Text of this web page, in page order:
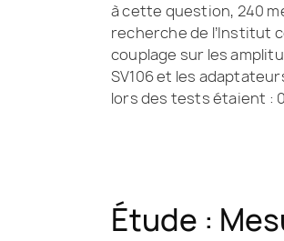
à cette question, 240
recherche de l’Institut
couplage sur les
SV106 et les
lors des tests étaient : 0
Étude :